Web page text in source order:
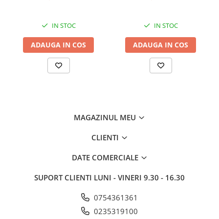
IN STOC
ADAUGA IN COS
IN STOC
ADAUGA IN COS
MAGAZINUL MEU
CLIENTI
DATE COMERCIALE
SUPORT CLIENTI LUNI - VINERI 9.30 - 16.30
0754361361
0235319100